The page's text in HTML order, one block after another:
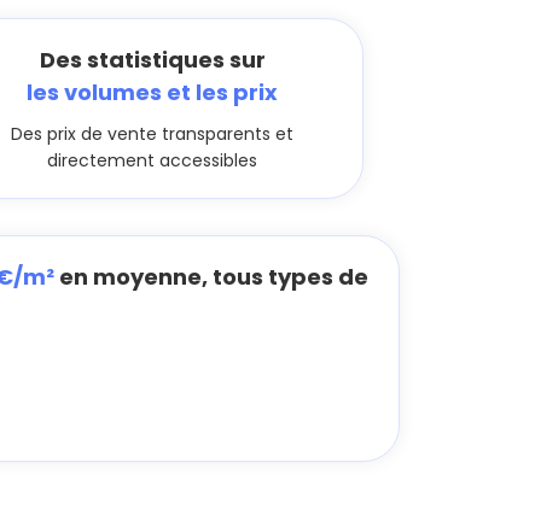
Des statistiques sur
les volumes et les prix
Des prix de vente transparents et
directement accessibles
m² en moyenne, tous types de